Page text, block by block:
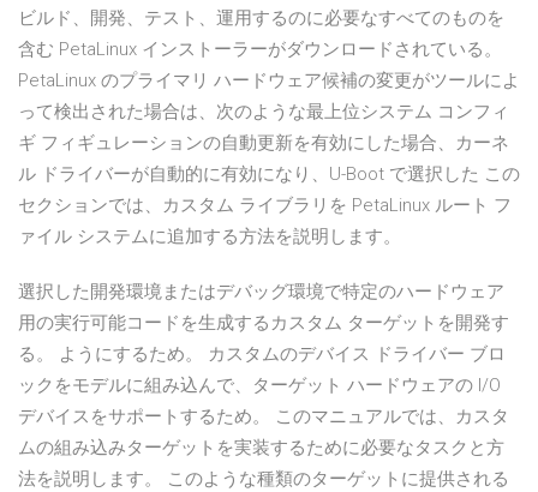
ビルド、開発、テスト、運用するのに必要なすべてのものを
含む PetaLinux インストーラーがダウンロードされている。
PetaLinux のプライマリ ハードウェア候補の変更がツールによ
って検出された場合は、次のような最上位システム コンフィ
ギ フィギュレーションの自動更新を有効にした場合、カーネ
ル ドライバーが自動的に有効になり、U-Boot で選択した この
セクションでは、カスタム ライブラリを PetaLinux ルート フ
ァイル システムに追加する方法を説明します。
選択した開発環境またはデバッグ環境で特定のハードウェア
用の実行可能コードを生成するカスタム ターゲットを開発す
る。 ようにするため。 カスタムのデバイス ドライバー ブロ
ックをモデルに組み込んで、ターゲット ハードウェアの I/O
デバイスをサポートするため。 このマニュアルでは、カスタ
ムの組み込みターゲットを実装するために必要なタスクと方
法を説明します。 このような種類のターゲットに提供される